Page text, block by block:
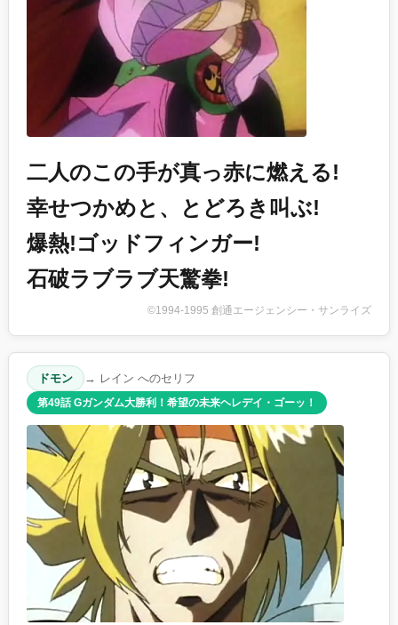
二人のこの手が真っ赤に燃える!
幸せつかめと、とどろき叫ぶ!
爆熱!ゴッドフィンガー!
石破ラブラブ天驚拳!
©1994-1995 創通エージェンシー・サンライズ
ドモン → レイン へのセリフ
第49話 Gガンダム大勝利！希望の未来ヘレデイ・ゴーッ！